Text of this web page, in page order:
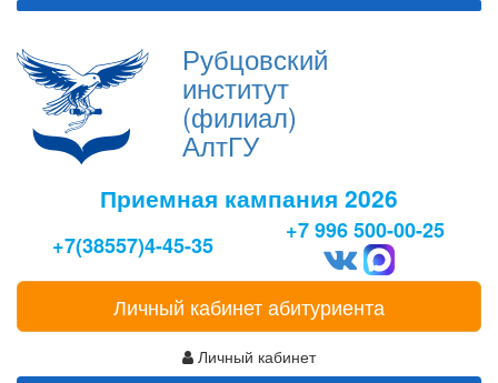
Рубцовский
институт
(филиал)
АлтГУ
Приемная кампания 2026
+7(38557)4-45-35
+7 996 500-00-25
Личный кабинет абитуриента
Личный кабинет